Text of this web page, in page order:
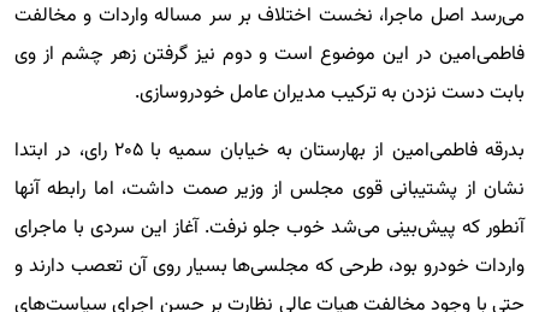
می‌رسد اصل ماجرا، نخست اختلاف بر سر مساله واردات و مخالفت
فاطمی‌امین در این موضوع است و دوم نیز گرفتن زهر چشم از وی
بابت دست نزدن به ترکیب مدیران عامل خودروسازی.
بدرقه فاطمی‌امین از بهارستان به خیابان سمیه با ۲۰۵ رای، در ابتدا
نشان از پشتیبانی قوی مجلس از وزیر صمت داشت، اما رابطه آنها
آنطور که پیش‌بینی می‌شد خوب جلو نرفت. آغاز این سردی با ماجرای
واردات خودرو بود، طرحی که مجلسی‌ها بسیار روی آن تعصب دارند و
حتی با وجود مخالفت هیات عالی نظارت بر حسن اجرای سیاست‌های